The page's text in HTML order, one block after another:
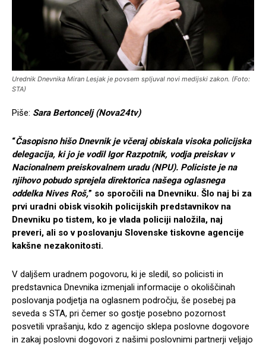
Urednik Dnevnika Miran Lesjak je povsem spljuval novi medijski zakon. (Foto:
STA)
Piše: Sara Bertoncelj (Nova24tv)
“Časopisno hišo Dnevnik je včeraj obiskala visoka policijska
delegacija, ki jo je vodil Igor Razpotnik, vodja preiskav v
Nacionalnem preiskovalnem uradu (NPU). Policiste je na
njihovo pobudo sprejela direktorica našega oglasnega
oddelka Nives Roš,” so sporočili na Dnevniku. Šlo naj bi za
prvi uradni obisk visokih policijskih predstavnikov na
Dnevniku po tistem, ko je vlada policiji naložila, naj
preveri, ali so v poslovanju Slovenske tiskovne agencije
kakšne nezakonitosti.
V daljšem uradnem pogovoru, ki je sledil, so policisti in
predstavnica Dnevnika izmenjali informacije o okoliščinah
poslovanja podjetja na oglasnem področju, še posebej pa
seveda s STA, pri čemer so gostje posebno pozornost
posvetili vprašanju, kdo z agencijo sklepa poslovne dogovore
in zakaj poslovni dogovori z našimi poslovnimi partnerji veljajo